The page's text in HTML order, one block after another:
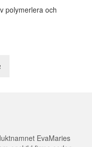
polymerlera och
EvaMaries